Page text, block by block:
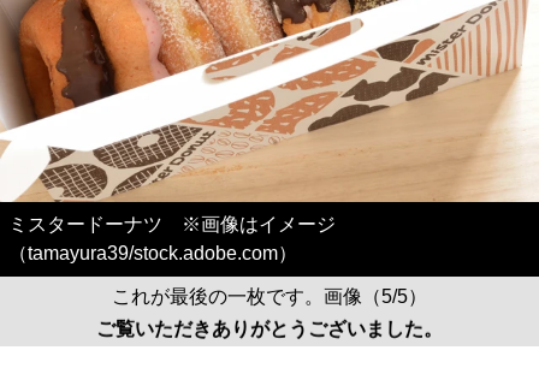
ミスタードーナツ ※画像はイメージ
（tamayura39/stock.adobe.com）
これが最後の一枚です。画像（5/5）
ご覧いただきありがとうございました。